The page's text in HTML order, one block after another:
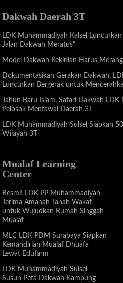
Dakwah Daerah 3T
LDK Muhammadiyah Kalsel
Jalan Dakwah Meratus”
Model Dakwah Kekinian Harus
Dokumentasikan Gerakan Dakwah,
Luncurkan Bergerak untuk
Tahun Baru Islam, Safari Dakwah
Pelosok Mentawai Daerah 3T
LDK Muhammadiyah Sulsel Siapkan
Wilayah 3T
Mualaf Learning
Center
Resmi! LDK PP Muhammadiyah
Terima Amanah Tanah Wakaf
untuk Wujudkan Rumah Singgah
Mualaf
MLC LDK PDM Surabaya Siapkan
Kemandirian Mualaf Dhuafa
Lewat Edufarm
LDK Muhammadiyah Sulsel
Susun Peta Dakwah Kampung